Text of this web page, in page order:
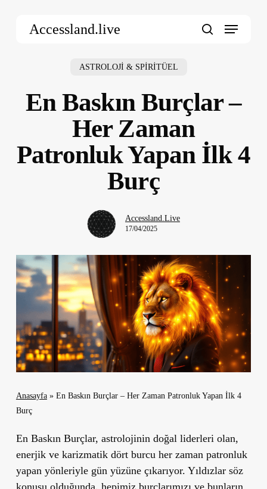
Accessland.live Menu
ASTROLOJİ & SPİRİTÜEL
En Baskın Burçlar –
Her Zaman
Patronluk Yapan İlk 4
Burç
Accessland.Live
17/04/2025
Anasayfa» En Baskın Burçlar – Her Zaman Patronluk Yapan İlk 4
Burç
En Baskın Burçlar, astrolojinin doğal liderleri olan,
enerjik ve karizmatik dört burcu her zaman patronluk
yapan yönleriyle gün yüzüne çıkarıyor. Yıldızlar söz
konusu olduğunda, hepimiz burçlarımızı ve bunların